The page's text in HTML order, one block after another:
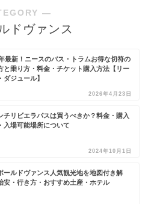
―
ドヴァンス
最新！ニースのバス・トラムお得な切符の
と乗り方・料金・チケット購入方法【リー
ダジュール】
2026年4月23日
チリビエラパスは買うべきか？料金・購入
入場可能場所について
2024年10月1日
ールドヴァンス人気観光地を地図付き解
安・行き方・おすすめ土産・ホテル